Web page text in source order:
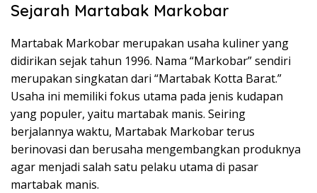
Sejarah Martabak Markobar
Martabak Markobar merupakan usaha kuliner yang
didirikan sejak tahun 1996. Nama “Markobar” sendiri
merupakan singkatan dari “Martabak Kotta Barat.”
Usaha ini memiliki fokus utama pada jenis kudapan
yang populer, yaitu martabak manis. Seiring
berjalannya waktu, Martabak Markobar terus
berinovasi dan berusaha mengembangkan produknya
agar menjadi salah satu pelaku utama di pasar
martabak manis.